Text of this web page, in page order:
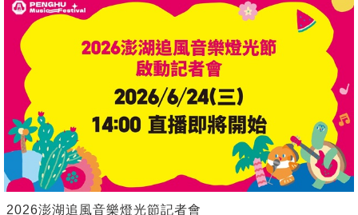
2026澎湖追風音樂燈光節記者會